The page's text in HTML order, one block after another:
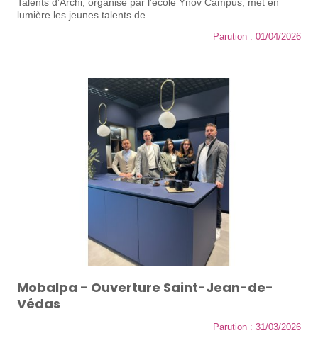
lumière les jeunes talents de...
Parution : 01/04/2026
Mobalpa - Ouverture Saint-Jean-de-
Védas
Parution : 31/03/2026